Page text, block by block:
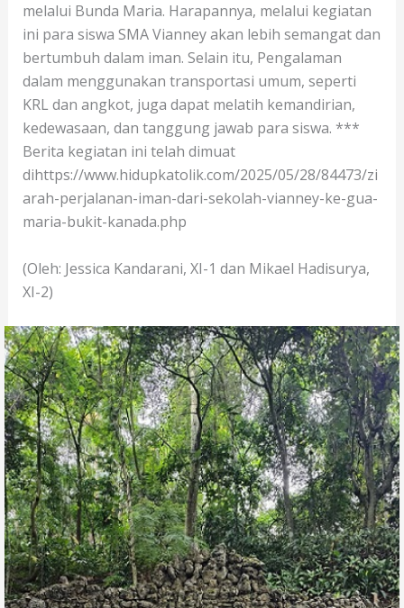
melalui Bunda Maria. Harapannya, melalui kegiatan
ini para siswa SMA Vianney akan lebih semangat dan
bertumbuh dalam iman. Selain itu, Pengalaman
dalam menggunakan transportasi umum, seperti
KRL dan angkot, juga dapat melatih kemandirian,
kedewasaan, dan tanggung jawab para siswa. ***
Berita kegiatan ini telah dimuat
dihttps://www.hidupkatolik.com/2025/05/28/84473/zi
arah-perjalanan-iman-dari-sekolah-vianney-ke-gua-
maria-bukit-kanada.php
(Oleh: Jessica Kandarani, XI-1 dan Mikael Hadisurya,
XI-2)